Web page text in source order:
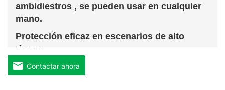
ambidiestros , se pueden usar en cualquier
mano.
Protección eficaz en escenarios de alto
riesgo.
Contactar ahora